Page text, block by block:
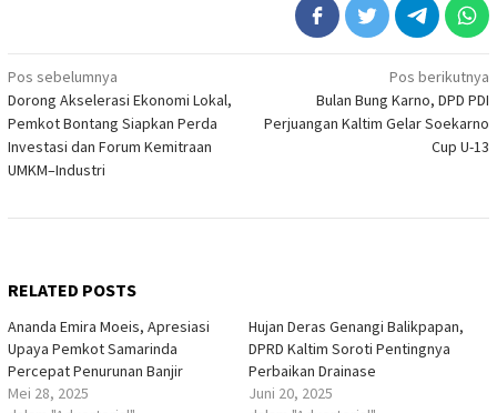
Navigasi
pos
Pos sebelumnya
Dorong Akselerasi Ekonomi Lokal,
Pemkot Bontang Siapkan Perda
Investasi dan Forum Kemitraan
UMKM–Industri
Pos berikutnya
Bulan Bung Karno, DPD PDI
Perjuangan Kaltim Gelar Soekarno
Cup U-13
RELATED POSTS
Ananda Emira Moeis, Apresiasi
Upaya Pemkot Samarinda
Percepat Penurunan Banjir
Mei 28, 2025
Hujan Deras Genangi Balikpapan,
DPRD Kaltim Soroti Pentingnya
Perbaikan Drainase
Juni 20, 2025